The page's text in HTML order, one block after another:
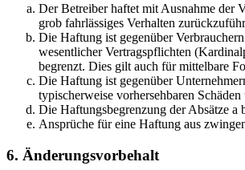
Der Betreiber haftet mit Ausnahme der
grob fahrlässiges Verhalten
Die Haftung ist gegenüber
wesentlicher Vertragspflichten
begrenzt. Dies gilt auch für mittelbare
Die Haftung ist gegenüber
typischerweise vorhersehbaren
Die Haftungsbegrenzung der Absätze
Ansprüche für eine Haftung aus
6. Änderungsvorbehalt